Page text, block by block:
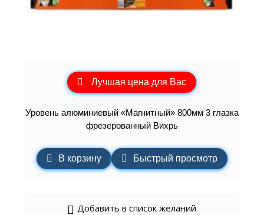
Лучшая цена для Вас
Уровень алюминиевый «Магнитный» 800мм 3 глазка
фрезерованный Вихрь
В корзину Быстрый просмотр
Добавить в список желаний